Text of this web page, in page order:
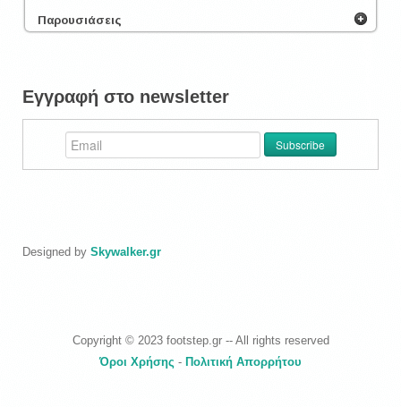
Παρουσιάσεις
Εγγραφή στο newsletter
Designed by Skywalker.gr
Copyright © 2023 footstep.gr -- All rights reserved
Όροι Χρήσης - Πολιτική Απορρήτου